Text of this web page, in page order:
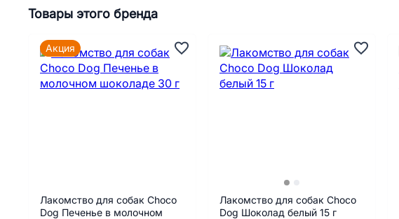
Товары этого бренда
Лакомство для собак Choco
Dog Печенье в молочном
Акция
Лакомство для собак Choco
Dog Шоколад белый 15 г